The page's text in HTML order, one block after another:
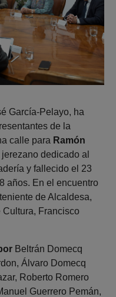
García-Pelayo, ha
de la
calle para Ramón
dedicado al
y fallecido el 23
años. En el encuentro
de Alcaldesa,
Francisco
Beltrán Domecq
Álvaro Domecq
Roberto Romero
Guerrero Pemán,